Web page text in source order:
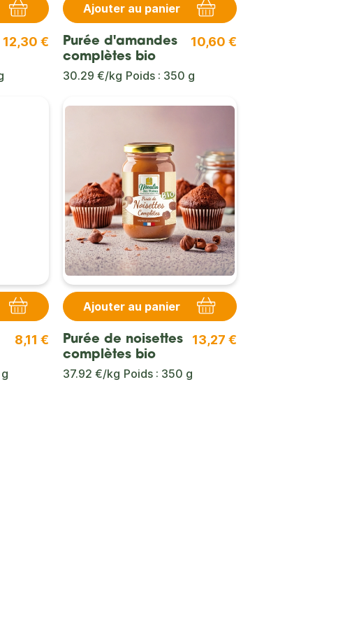
12,30 €
Ajouter au panier
Purée d'amandes
complètes bio
10,60 €
30.29 €/kg Poids : 350 g
8,11 €
Ajouter au panier
Purée de noisettes
complètes bio
13,27 €
37.92 €/kg Poids : 350 g